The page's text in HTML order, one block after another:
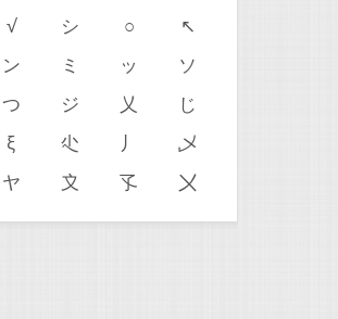
√ シ ○
↖
ン ミ ッ
ソ
つ ジ 乂
じ
ξ 尐 丿
乄
ヤ 〩 孓 〤